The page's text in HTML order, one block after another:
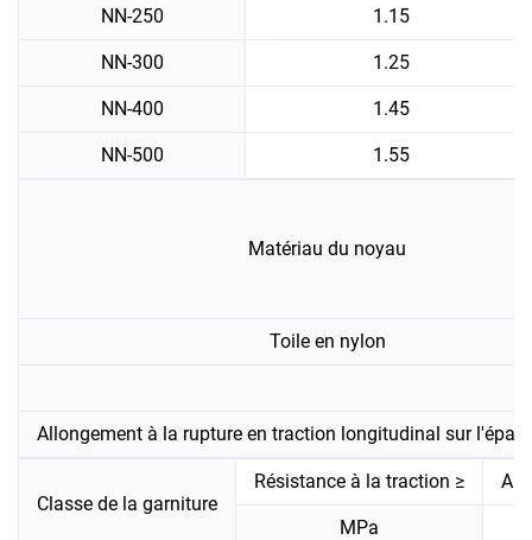
NN-250 1.15
NN-300 1.25
NN-400 1.45
NN-500 1.55
Matériau du noyau
Toile en nylon
Allongement à la rupture en traction longitudinal sur
Classe de la garniture
Résistance à la traction ≥
MPa